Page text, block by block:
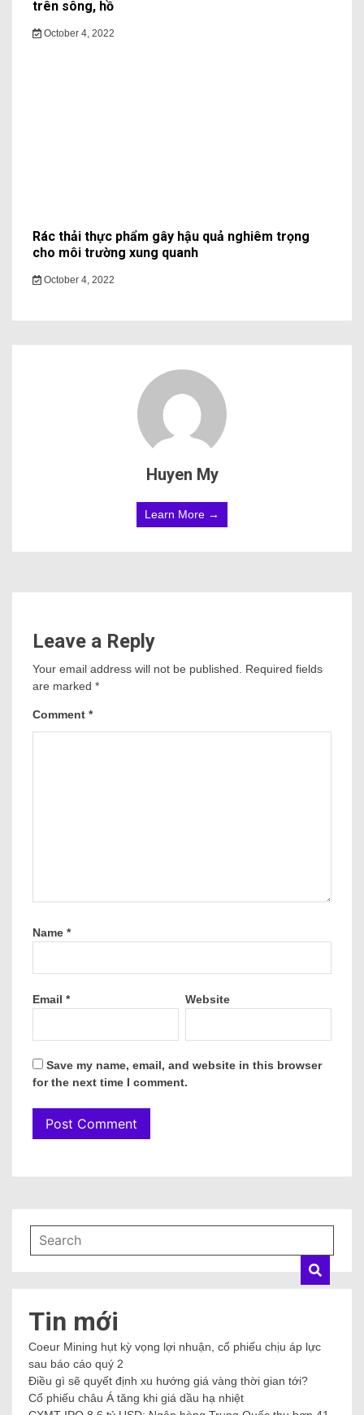
trên sông, hồ
October 4, 2022
Rác thải thực phẩm gây hậu quả nghiêm trọng
cho môi trường xung quanh
October 4, 2022
Huyen My
Learn More →
Leave a Reply
Your email address will not be published. Required fields
are marked *
Comment *
Name *
Email * Website
Save my name, email, and website in this browser
for the next time I comment.
Tin mới
Coeur Mining hụt kỳ vọng lợi nhuận, cổ phiếu chịu áp lực
sau báo cáo quý 2
Điều gì sẽ quyết định xu hướng giá vàng thời gian tới?
Cổ phiếu châu Á tăng khi giá dầu hạ nhiệt